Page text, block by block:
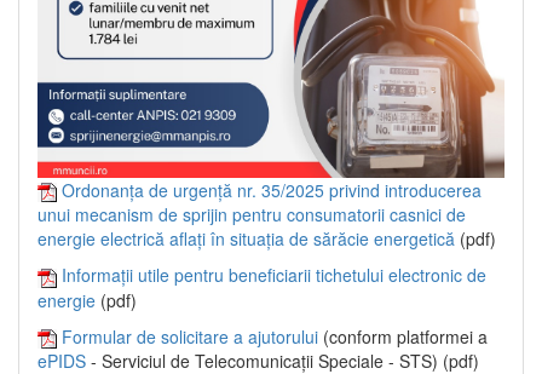
Ordonanța de urgență nr. 35/2025 privind introducerea
unui mecanism de sprijin pentru consumatorii casnici de
energie electrică aflați în situația de sărăcie energetică (pdf)
Informații utile pentru beneficiarii tichetului electronic de
energie (pdf)
Formular de solicitare a ajutorului (conform platformei a
ePIDS - Serviciul de Telecomunicații Speciale - STS) (pdf)